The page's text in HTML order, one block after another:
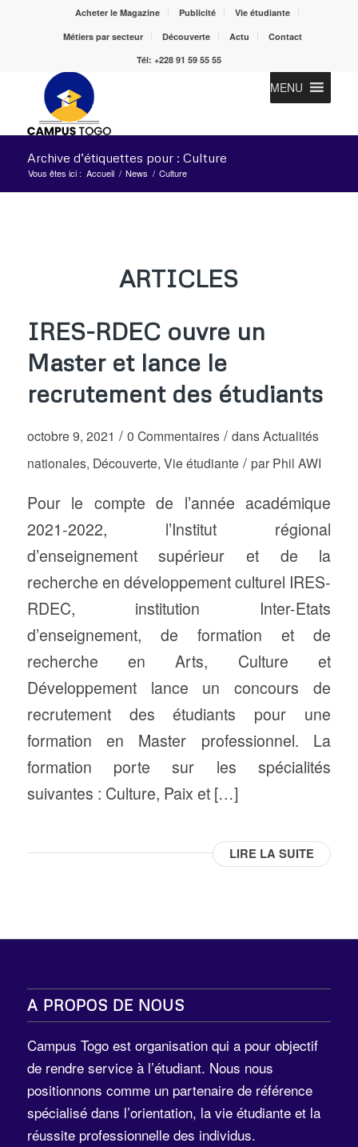
Acheter le Magazine Publicité
Vie étudiante
Métiers par secteur
Découverte Actu
Contact
Tél: +228 91 59 55 55
MENU
Archive d’étiquettes pour : Culture
Vous êtes ici : Accueil / News / Culture
ARTICLES
IRES-RDEC ouvre un
Master et lance le
recrutement des étudiants
octobre 9, 2021 / 0 Commentaires / dansActualités
nationales, Découverte, Vie étudiante / par Phil AWI
Pour le compte de l’année académique
2021-2022, l’Institut régional
d’enseignement supérieur et de la
recherche en développement culturel IRES-
RDEC, institution Inter-Etats
d’enseignement, de formation et de
recherche en Arts, Culture et
Développement lance un concours de
recrutement des étudiants pour une
formation en Master professionnel. La
formation porte sur les spécialités
suivantes : Culture, Paix et […]
LIRE LA SUITE
A PROPOS DE NOUS
Campus Togo est organisation qui a pour objectif
de rendre service à l’étudiant. Nous nous
positionnons comme un partenaire de référence
spécialisé dans l’orientation, la vie étudiante et la
réussite professionnelle des individus.